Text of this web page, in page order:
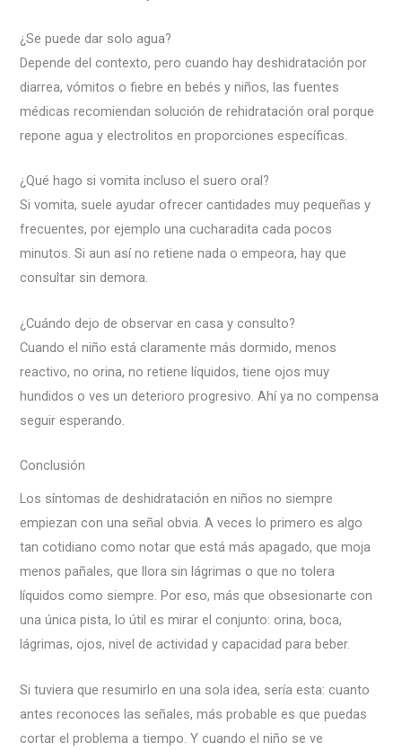
¿Se puede dar solo agua?
Depende del contexto, pero cuando hay deshidratación por
diarrea, vómitos o fiebre en bebés y niños, las fuentes
médicas recomiendan solución de rehidratación oral porque
repone agua y electrolitos en proporciones específicas.
¿Qué hago si vomita incluso el suero oral?
Si vomita, suele ayudar ofrecer cantidades muy pequeñas y
frecuentes, por ejemplo una cucharadita cada pocos
minutos. Si aun así no retiene nada o empeora, hay que
consultar sin demora.
¿Cuándo dejo de observar en casa y consulto?
Cuando el niño está claramente más dormido, menos
reactivo, no orina, no retiene líquidos, tiene ojos muy
hundidos o ves un deterioro progresivo. Ahí ya no compensa
seguir esperando.
Conclusión
Los síntomas de deshidratación en niños no siempre
empiezan con una señal obvia. A veces lo primero es algo
tan cotidiano como notar que está más apagado, que moja
menos pañales, que llora sin lágrimas o que no tolera
líquidos como siempre. Por eso, más que obsesionarte con
una única pista, lo útil es mirar el conjunto: orina, boca,
lágrimas, ojos, nivel de actividad y capacidad para beber.
Si tuviera que resumirlo en una sola idea, sería esta: cuanto
antes reconoces las señales, más probable es que puedas
cortar el problema a tiempo. Y cuando el niño se ve